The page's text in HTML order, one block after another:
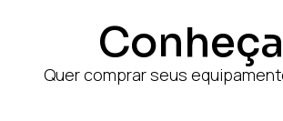
Quer comprar seus